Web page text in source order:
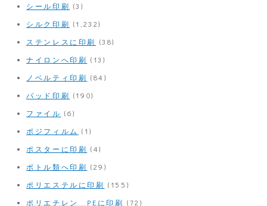
シール印刷 (3)
シルク印刷 (1,232)
ステンレスに印刷 (38)
ナイロンへ印刷 (13)
ノベルティ印刷 (84)
パッド印刷 (190)
ファイル (6)
ポジフィルム (1)
ポスターに印刷 (4)
ボトル類へ印刷 (29)
ポリエステルに印刷 (155)
ポリエチレン PEに印刷 (72)